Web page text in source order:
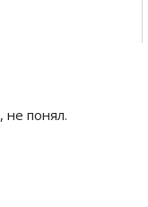
не понял.